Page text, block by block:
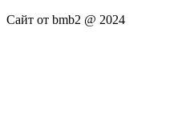
Сайт от bmb2 @ 2024